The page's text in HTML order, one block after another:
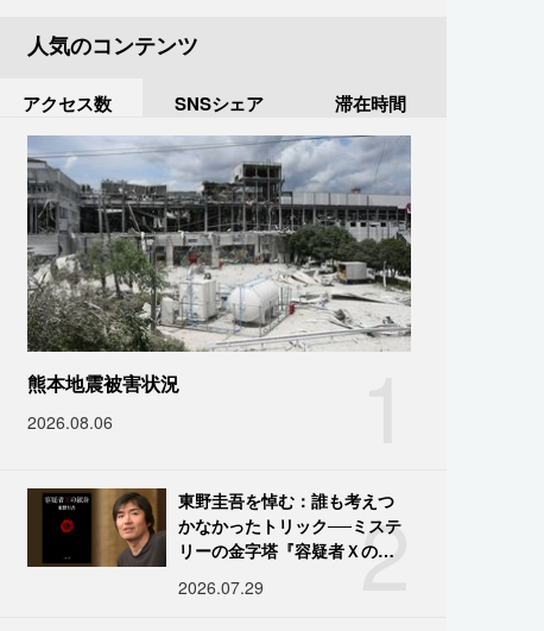
人気のコンテンツ
アクセス数 SNSシェア 滞在時間
熊本地震被害状況
2026.08.06
2
東野圭吾を悼む：誰も考えつ
かなかったトリック──ミステ
リーの金字塔『容疑者Ｘの献
2026.07.29